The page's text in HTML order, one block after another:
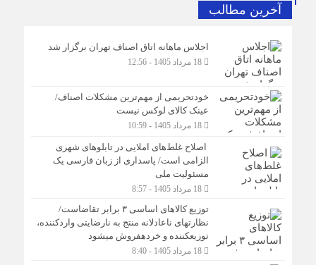
آخرین مطالب
اجلاس ماهانه اتاق اصناف تهران برگزار شد
18 مرداد 1405 - 12:56
خودتحریمی از مهم‌ترین مشکلات اصناف/
عینک کالای لوکس نیست
18 مرداد 1405 - 10:59
اصلاح غلط‌های املایی در تابلوهای شهری
الزامی است/ پاسداری از زبان فارسی یک
مسئولیت ملی
18 مرداد 1405 - 8:57
توزیع کالاهای اساسی ۳ برابر تقاضاست/
نظارت‎های ناعادلانه منتج به نارضایتی واردکننده،
توزیع‎کننده و خرده‎فروش می‎شود
18 مرداد 1405 - 8:40